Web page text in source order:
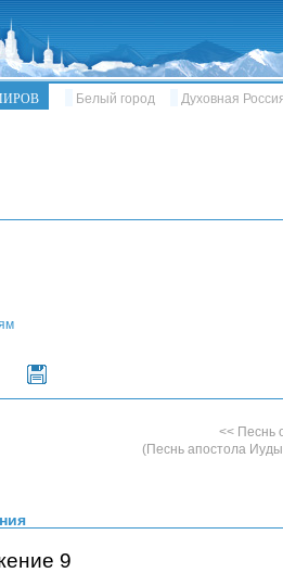
Белый город Духовная
<< Песнь
(Песнь апостола
9